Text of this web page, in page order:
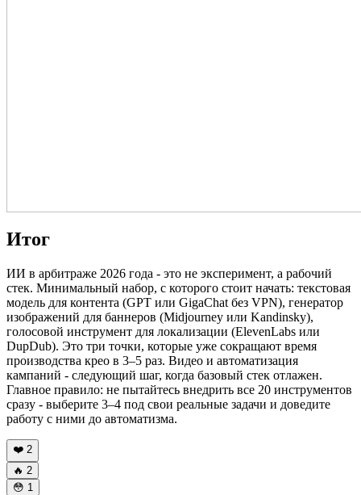
Итог
ИИ в арбитраже 2026 года - это не эксперимент, а рабочий
стек. Минимальный набор, с которого стоит начать: текстовая
модель для контента (GPT или GigaChat без VPN), генератор
изображений для баннеров (Midjourney или Kandinsky),
голосовой инструмент для локализации (ElevenLabs или
DupDub). Это три точки, которые уже сокращают время
производства крео в 3–5 раз. Видео и автоматизация
кампаний - следующий шаг, когда базовый стек отлажен.
Главное правило: не пытайтесь внедрить все 20 инструментов
сразу - выберите 3–4 под свои реальные задачи и доведите
работу с ними до автоматизма.
❤️ 2
🔥 2
😳 1